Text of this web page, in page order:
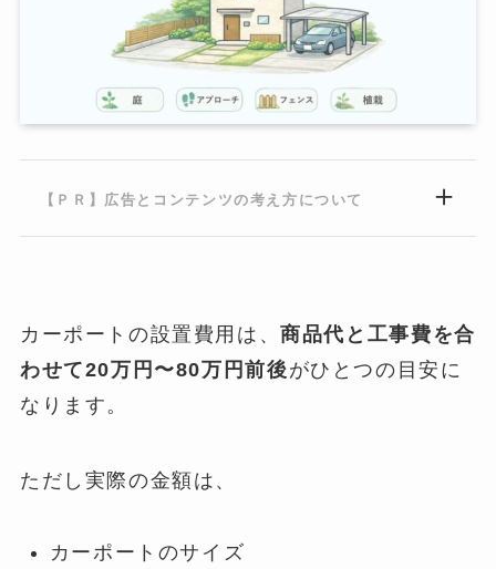
【ＰＲ】広告とコンテンツの考え方について
カーポートの設置費用は、商品代と工事費を合
わせて20万円〜80万円前後がひとつの目安に
なります。
ただし実際の金額は、
カーポートのサイズ